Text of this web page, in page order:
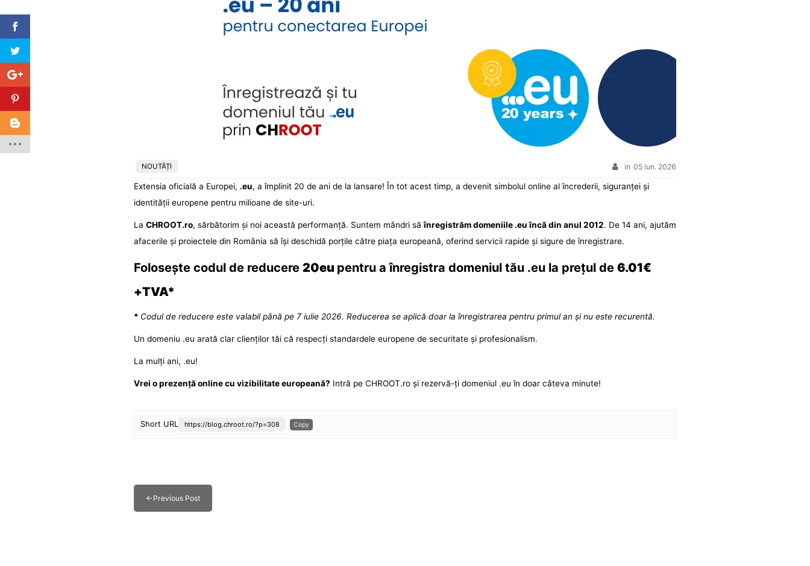
NOUTĂȚI in 05 iun. 2026
Extensia oficială a Europei, .eu, a împlinit 20 de ani de la lansare! În tot acest timp, a devenit simbolul online al încrederii, siguranței și
identității europene pentru milioane de site-uri.
La CHROOT.ro, sărbătorim și noi această performanță. Suntem mândri săînregistrăm domeniile .eu încă din anul 2012. De 14 ani, ajutăm
afacerile și proiectele din România să își deschidă porțile către piața europeană, oferind servicii rapide și sigure de înregistrare.
Folosește codul de reducere 20eu pentru a înregistra domeniul tău .eu la prețul de 6.01€
+TVA*
* Codul de reducere este valabil până pe 7 iulie 2026. Reducerea se aplică doar la înregistrarea pentru primul an și nu este recurentă.
Un domeniu .eu arată clar clienților tăi că respecți standardele europene de securitate și profesionalism.
La mulți ani, .eu!
Vrei o prezență online cu vizibilitate europeană? Intră pe CHROOT.ro și rezervă-ți domeniul .eu în doar câteva minute!
Short URL https://blog.chroot.ro/?p=308 Copy
← Previous Post